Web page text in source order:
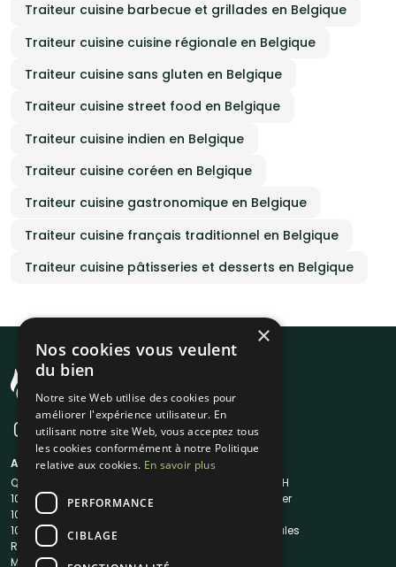
Traiteur cuisine barbecue et grillades en Belgique
Traiteur cuisine cuisine régionale en Belgique
Traiteur cuisine sans gluten en Belgique
Traiteur cuisine street food en Belgique
Traiteur cuisine indien en Belgique
Traiteur cuisine coréen en Belgique
Traiteur cuisine gastronomique en Belgique
Traiteur cuisine français traditionnel en Belgique
Traiteur cuisine pâtisseries et desserts en Belgique
A propos
Qui sommes-nous ?
1001Salles
1001Salles PRO
1001DJ
Reserverunbar
MP2
Liens utiles
Traiteur en 48H
Nous contacter
Mentions légales
×
Nos cookies vous veulent
du bien
Notre site Web utilise des cookies pour
améliorer l'expérience utilisateur. En
utilisant notre site Web, vous acceptez tous
les cookies conformément à notre Politique
relative aux cookies. En savoir plus
PERFORMANCE
CIBLAGE